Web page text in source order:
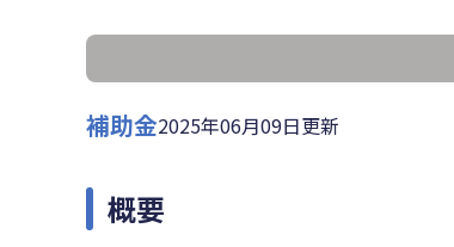
補助金2025年06月09日更新
概要